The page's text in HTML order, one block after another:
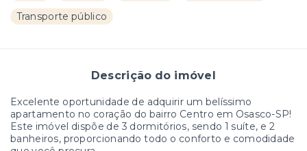
Transporte público
Descrição do imóvel
Excelente oportunidade de adquirir um belíssimo
apartamento no coração do bairro Centro em Osasco-SP!
Este imóvel dispõe de 3 dormitórios, sendo 1 suíte, e 2
banheiros, proporcionando todo o conforto e comodidade